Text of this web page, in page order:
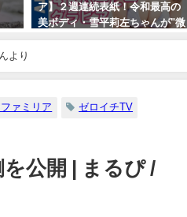
ア】２週連続表紙！令和最高の
美ボディ・雪平莉左ちゃんが"微
笑みの国"タイで魅せる女神の微
着撮影に最高画質で没入密着！
日） | ヤンジャンTV【集英社ヤ
より
ァミリア ゼロイチTV
公開 | まるぴ /